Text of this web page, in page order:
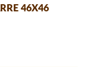
46X46